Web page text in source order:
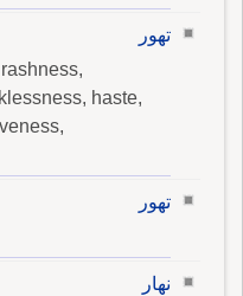
تهور
haste,
تهور
نهار